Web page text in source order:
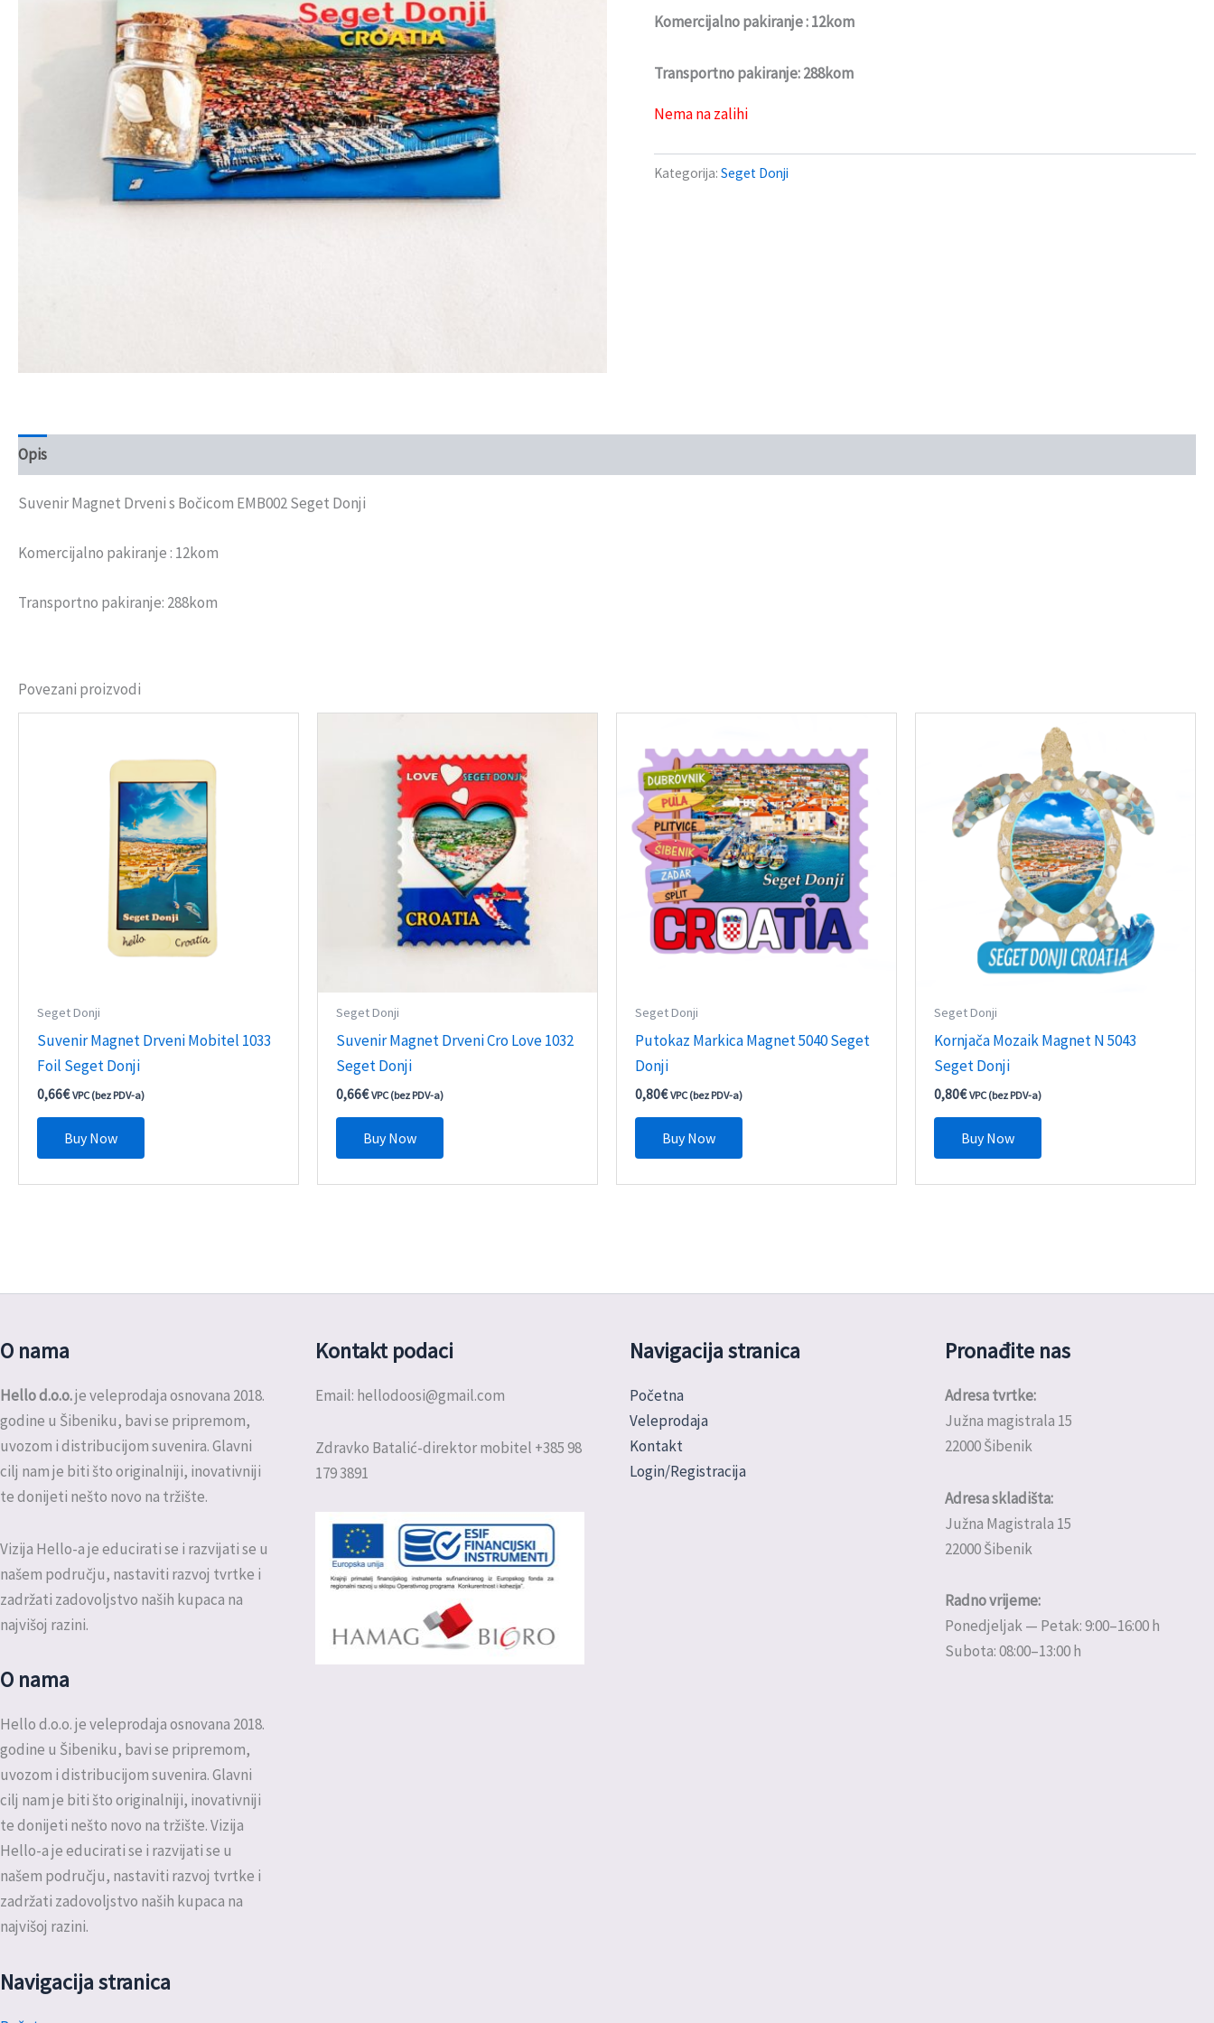
Komercijalno pakiranje : 12kom
Transportno pakiranje: 288kom
Nema na zalihi
Kategorija:Seget Donji
Opis
Suvenir Magnet Drveni s Bočicom EMB002 Seget Donji
Komercijalno pakiranje : 12kom
Transportno pakiranje: 288kom
Povezani proizvodi
Seget Donji
Suvenir Magnet Drveni Mobitel 1033
Foil Seget Donji
0,66€ VPC (bez PDV-a)
Buy Now
Seget Donji
Suvenir Magnet Drveni Cro Love 1032
Seget Donji
0,66€ VPC (bez PDV-a)
Buy Now
Seget Donji
Putokaz Markica Magnet 5040 Seget
Donji
0,80€ VPC (bez PDV-a)
Buy Now
Seget Donji
Kornjača Mozaik Magnet N 5043
Seget Donji
0,80€ VPC (bez PDV-a)
Buy Now
O nama
Hello d.o.o.je veleprodaja osnovana 2018.
godine u Šibeniku, bavi se pripremom,
uvozom i distribucijom suvenira. Glavni
cilj nam je biti što originalniji, inovativniji
te donijeti nešto novo na tržište.
Vizija Hello-a je educirati se i razvijati se u
našem području, nastaviti razvoj tvrtke i
zadržati zadovoljstvo naših kupaca na
najvišoj razini.
O nama
Hello d.o.o. je veleprodaja osnovana 2018.
godine u Šibeniku, bavi se pripremom,
uvozom i distribucijom suvenira. Glavni
cilj nam je biti što originalniji, inovativniji
te donijeti nešto novo na tržište. Vizija
Hello-a je educirati se i razvijati se u
našem području, nastaviti razvoj tvrtke i
zadržati zadovoljstvo naših kupaca na
najvišoj razini.
Navigacija stranica
Kontakt podaci
Email: hellodoosi@gmail.com
Zdravko Batalić-direktor mobitel +385 98
179 3891
Navigacija stranica
Početna
Veleprodaja
Kontakt
Login/Registracija
Pronađite nas
Adresa tvrtke:
Južna magistrala 15
22000 Šibenik
Adresa skladišta:
Južna Magistrala 15
22000 Šibenik
Radno vrijeme:
Ponedjeljak — Petak: 9:00–16:00 h
Subota: 08:00–13:00 h